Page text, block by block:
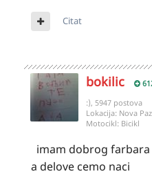
Citat
bokilic
:), 5947 postova
Lokacija: Nova
Motocikl: Bicikl
imam dobrog farbara
a delove cemo naci